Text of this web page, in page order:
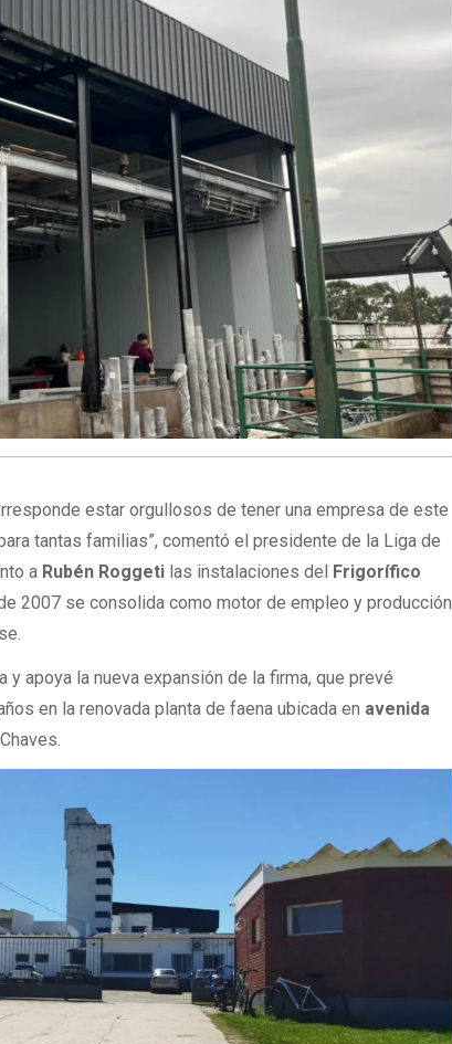
estar orgullosos de tener una empresa de este
tantas familias”, comentó el presidente de la Liga de
a Rubén Roggeti las instalaciones del Frigorífico
2007 se consolida como motor de empleo y producción
y apoya la nueva expansión de la firma, que prevé
en la renovada planta de faena ubicada en avenida